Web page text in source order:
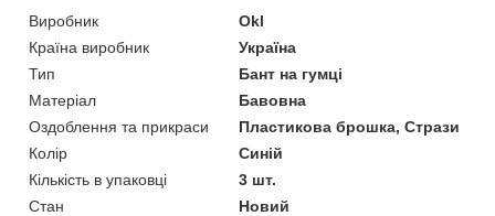
Виробник
Okl
Країна виробник
Україна
Тип
Бант на гумці
Матеріал
Бавовна
Оздоблення та прикраси
Пластикова брошка, Стрази
Колір
Синій
Кількість в упаковці
3 шт.
Стан
Новий